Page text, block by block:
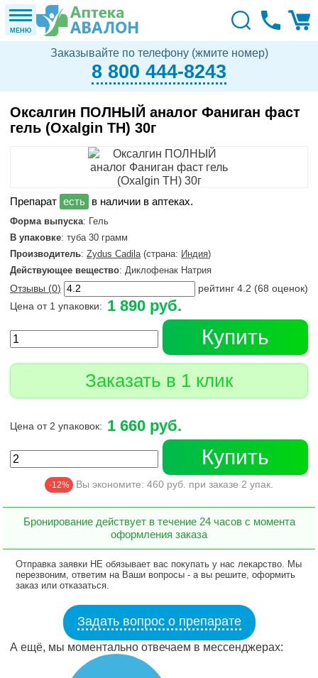
МЕНЮ
Заказывайте по телефону (жмите номер)
8 800 444-8243
Оксалгин ПОЛНЫЙ аналог Фаниган фаст
гель (Oxalgin TH) 30г
в наличии в аптеках.
Форма выпуска: Гель
В упаковке: туба 30 грамм
Производитель: Zydus Cadila(страна: Индия)
Действующее вещество: Диклофенак Натрия
Отзывы (0) рейтинг 4.2 (68 оценок)
Цена от 1 упаковки: 1 890 руб.
Купить
Заказать в 1 клик
Цена от 2 упаковок: 1 660 руб.
Купить
-12% Вы экономите: 460 руб. при заказе 2 упак.
Бронирование действует в течение 24 часов с момента
оформления заказа
Отправка заявки НЕ обязывает вас покупать у нас лекарство. Мы
перезвоним, ответим на Ваши вопросы - а вы решите, оформить
заказ или отказаться.
Задать вопрос о препарате
А ещё, мы моментально отвечаем в мессенджерах: